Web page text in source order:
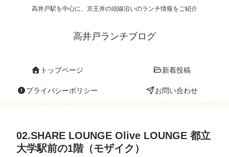
高井戸駅を中心に、京王井の頭線沿いのランチ情報をご紹介
高井戸ランチブログ
トップページ 新着投稿
プライバシーポリシー お問い合わせ
02.SHARE LOUNGE Olive LOUNGE 都立
大学駅前の1階（モザイク）